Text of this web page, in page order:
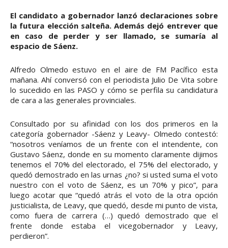
El candidato a gobernador lanzó declaraciones sobre
la futura elección salteña. Además dejó entrever que
en caso de perder y ser llamado, se sumaría al
espacio de Sáenz.
Alfredo Olmedo estuvo en el aire de FM Pacífico esta
mañana. Ahí conversó con el periodista Julio De Vita sobre
lo sucedido en las PASO y cómo se perfila su candidatura
de cara a las generales provinciales.
Consultado por su afinidad con los dos primeros en la
categoría gobernador -Sáenz y Leavy- Olmedo contestó:
“nosotros veníamos de un frente con el intendente, con
Gustavo Sáenz, donde en su momento claramente dijimos
tenemos el 70% del electorado, el 75% del electorado, y
quedó demostrado en las urnas ¿no? si usted suma el voto
nuestro con el voto de Sáenz, es un 70% y pico”, para
luego acotar que “quedó atrás el voto de la otra opción
justicialista, de Leavy, que quedó, desde mi punto de vista,
como fuera de carrera (…) quedó demostrado que el
frente donde estaba el vicegobernador y Leavy,
perdieron”.